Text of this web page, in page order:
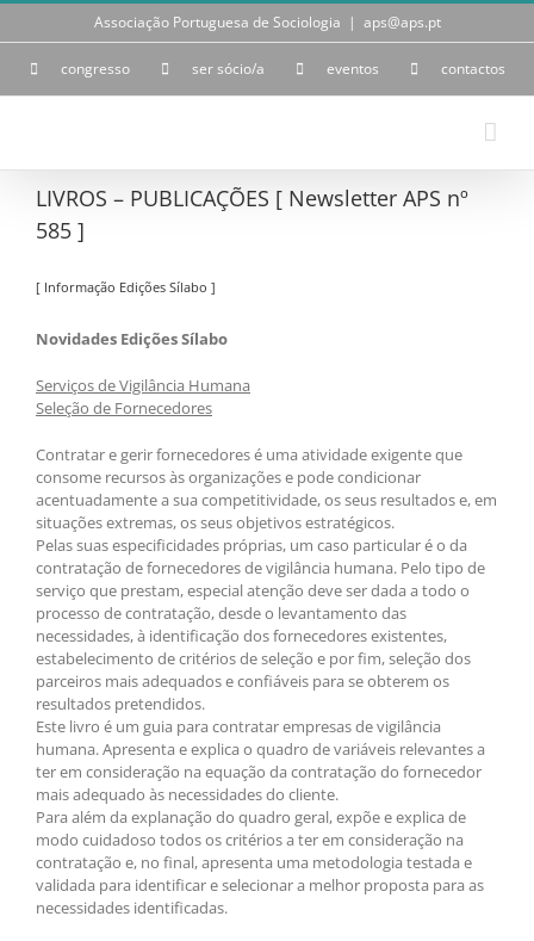
Skip
Associação Portuguesa de Sociologia | aps@aps.pt
congresso ser sócio/a eventos contactos
LIVROS – PUBLICAÇÕES [ Newsletter APS nº
585 ]
[ Informação Edições Sílabo ]
Novidades Edições Sílabo
Serviços de Vigilância Humana
Seleção de Fornecedores
Contratar e gerir fornecedores é uma atividade exigente que
consome recursos às organizações e pode condicionar
acentuadamente a sua competitividade, os seus resultados e, em
situações extremas, os seus objetivos estratégicos.
Pelas suas especificidades próprias, um caso particular é o da
contratação de fornecedores de vigilância humana. Pelo tipo de
serviço que prestam, especial atenção deve ser dada a todo o
processo de contratação, desde o levantamento das
necessidades, à identificação dos fornecedores existentes,
estabelecimento de critérios de seleção e por fim, seleção dos
parceiros mais adequados e confiáveis para se obterem os
resultados pretendidos.
Este livro é um guia para contratar empresas de vigilância
humana. Apresenta e explica o quadro de variáveis relevantes a
ter em consideração na equação da contratação do fornecedor
mais adequado às necessidades do cliente.
Para além da explanação do quadro geral, expõe e explica de
modo cuidadoso todos os critérios a ter em consideração na
contratação e, no final, apresenta uma metodologia testada e
validada para identificar e selecionar a melhor proposta para as
necessidades identificadas.